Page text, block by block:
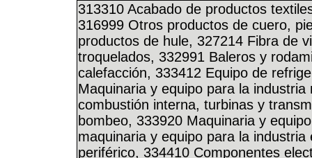
313310 Acabado de productos
316999 Otros productos de cuero,
productos de hule, 327214 Fibra de
troquelados, 332991 Baleros y
calefacción, 333412 Equipo de
Maquinaria y equipo para la
combustión interna, turbinas y
bombeo, 333920 Maquinaria y
maquinaria y equipo para la
periférico, 334410 Componentes